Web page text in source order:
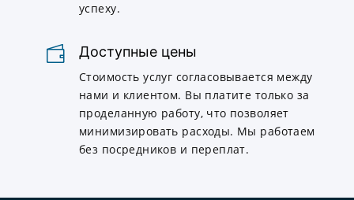
успеху.
Доступные цены
Стоимость услуг согласовывается между
нами и клиентом. Вы платите только за
проделанную работу, что позволяет
минимизировать расходы. Мы работаем
без посредников и переплат.